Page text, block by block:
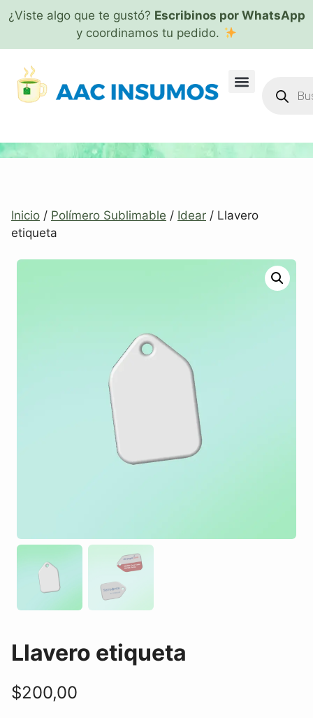
¿Viste algo que te gustó? Escribinos por WhatsApp
y coordinamos tu pedido.
Inicio / Polímero Sublimable / Idear / Llavero
etiqueta
Llavero etiqueta
$200,00